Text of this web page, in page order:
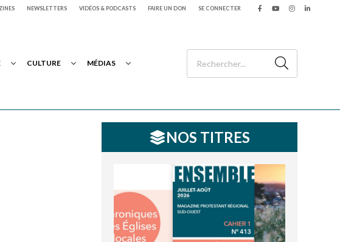
NEWSLETTERS VIDÉOS & PODCASTS FAIRE UN DON SE CONNECTER
CULTURE MÉDIAS
NOS TITRES